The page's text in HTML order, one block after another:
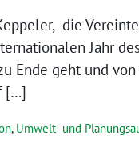
die
Jahr
Ende geht und
[…]
, Umwelt- und